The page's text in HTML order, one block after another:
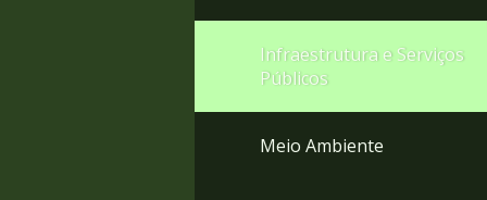
Infraestrutura e Serviços
Públicos
Meio Ambiente